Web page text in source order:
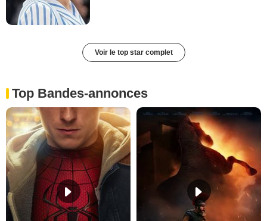
Voir le top star complet
Top Bandes-annonces